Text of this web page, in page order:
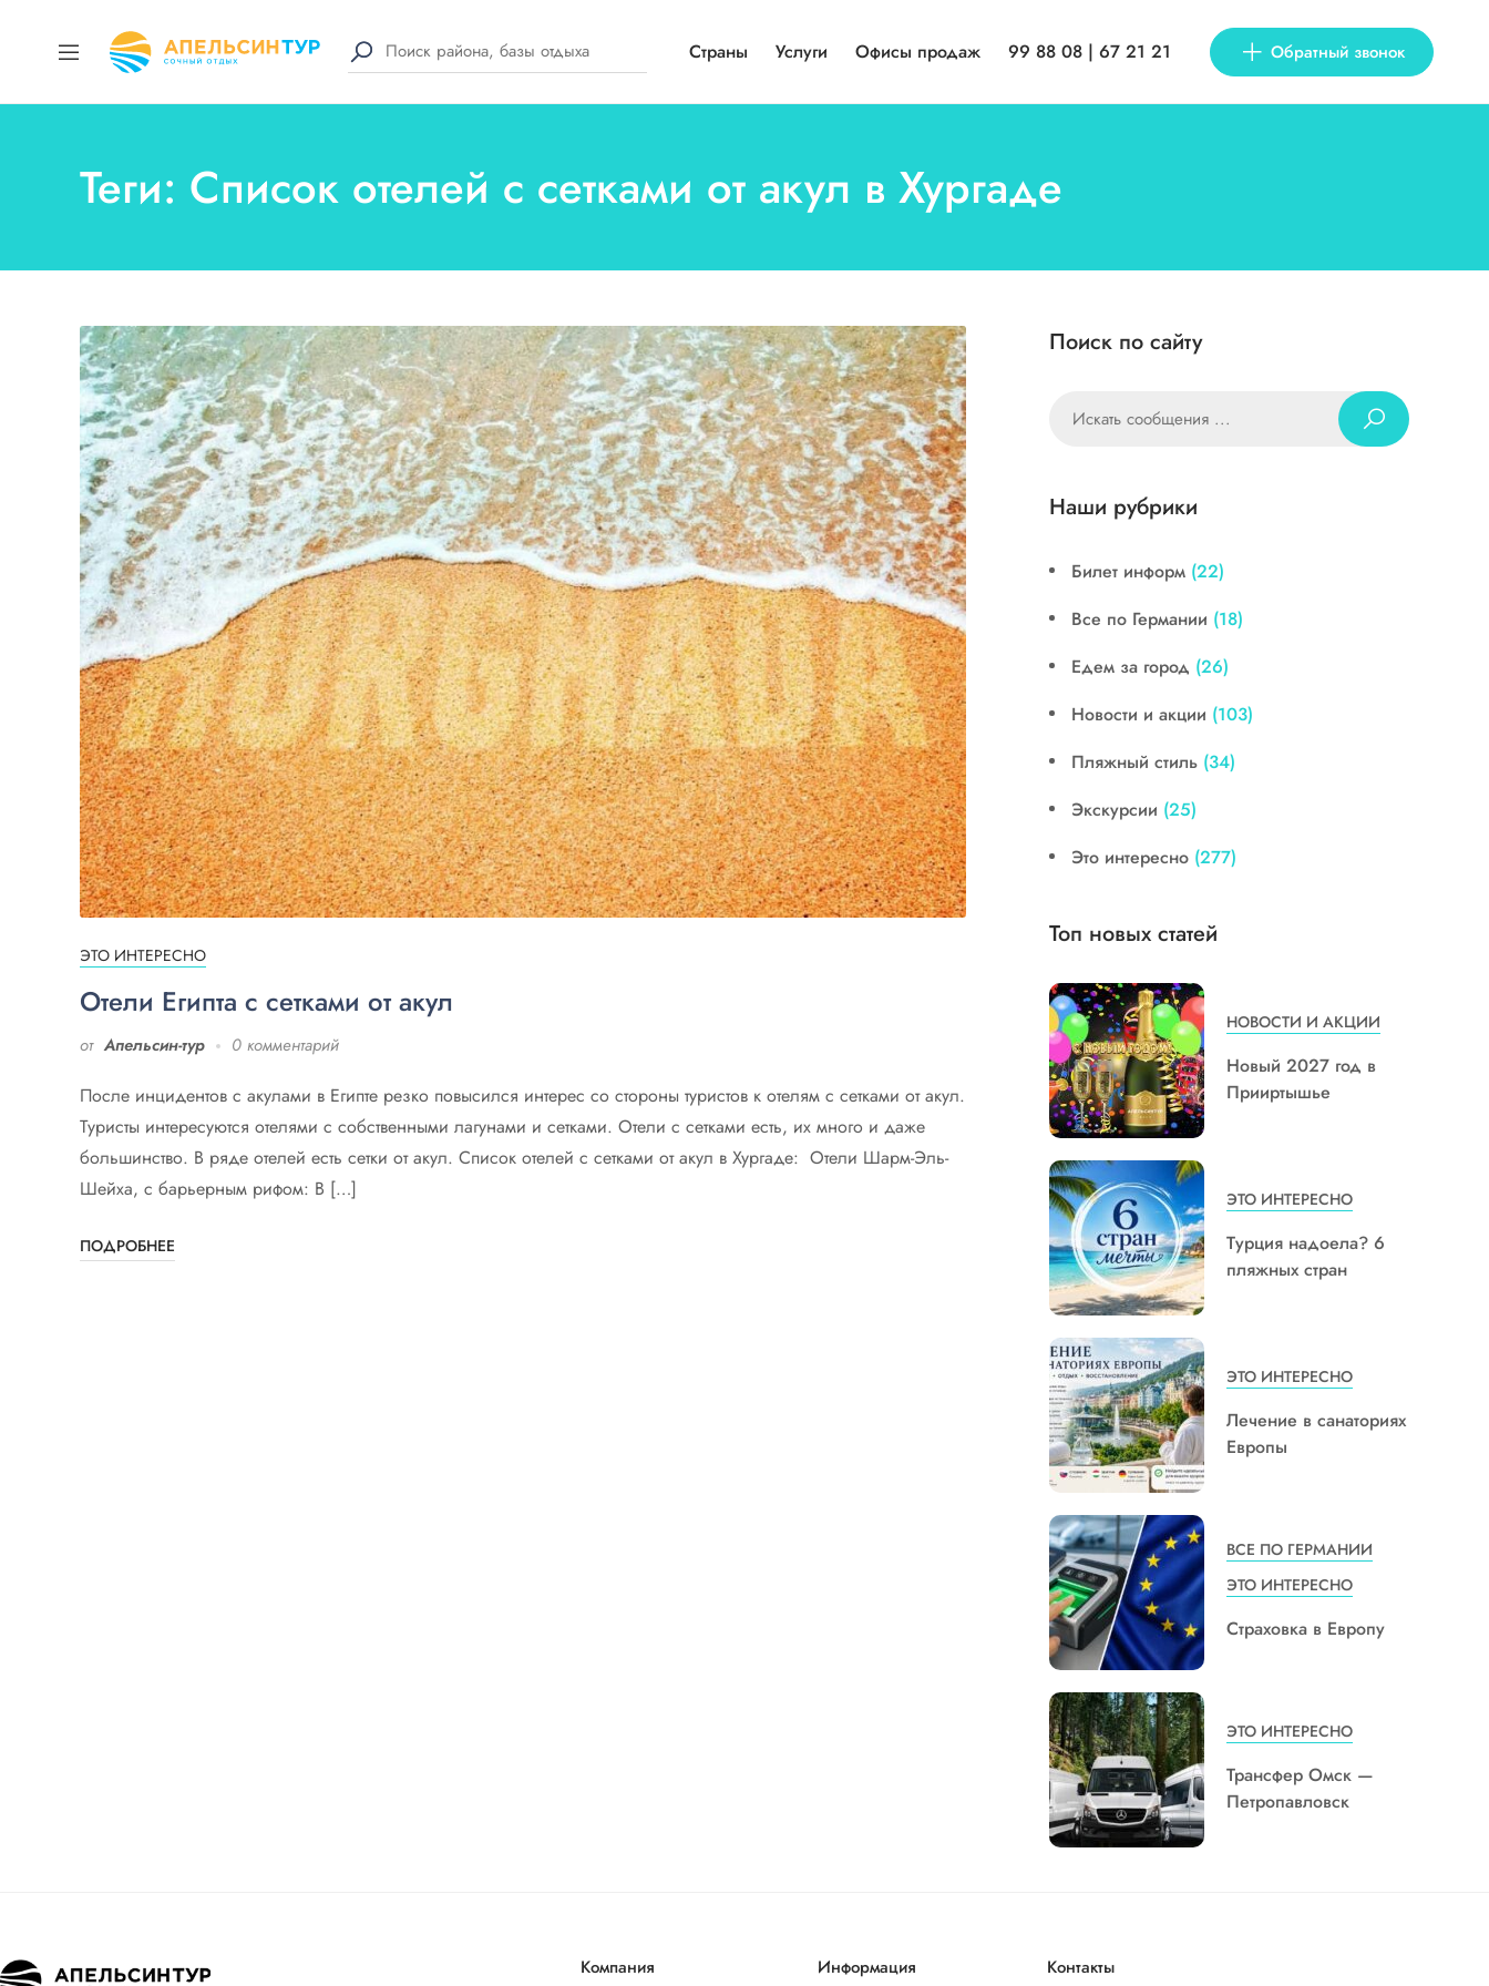
Страны Услуги Офисы продаж 99 88 08 | 67 21 21 Обратный звонок
Теги: Список отелей с сетками от акул в Хургаде
ЭТО ИНТЕРЕСНО
Отели Египта с сетками от акул
от Апельсин-тур 0 комментарий
После инцидентов с акулами в Египте резко повысился интерес со стороны туристов к отелям с сетками от акул.
Туристы интересуются отелями с собственными лагунами и сетками. Отели с сетками есть, их много и даже
большинство. В ряде отелей есть сетки от акул. Список отелей с сетками от акул в Хургаде: Отели Шарм-Эль-
Шейха, с барьерным рифом: В […]
ПОДРОБНЕЕ
Поиск по сайту
Наши рубрики
Билет информ (22)
Все по Германии (18)
Едем за город (26)
Новости и акции (103)
Пляжный стиль (34)
Экскурсии (25)
Это интересно (277)
Топ новых статей
НОВОСТИ И АКЦИИ
Новый 2027 год в
Прииртышье
ЭТО ИНТЕРЕСНО
Турция надоела? 6
пляжных стран
ЭТО ИНТЕРЕСНО
Лечение в санаториях
Европы
ВСЕ ПО ГЕРМАНИИ
ЭТО ИНТЕРЕСНО
Страховка в Европу
ЭТО ИНТЕРЕСНО
Трансфер Омск —
Петропавловск
Компания Информация Контакты